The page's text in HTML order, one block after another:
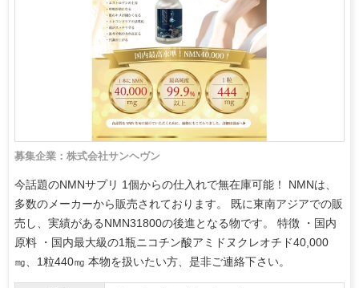
募集企業：株式会社サンヘヴン
今話題のNMNサプリ 1個からの仕入れで無在庫可能！ NMNは、
多数のメーカーから販売されております。 既に東南アジアでの販
売し、実績があるNMN31800の後進となる物です。 特徴 ・国内
原料 ・国内最大級の1瓶ニコチン酸アミドヌクレオチド40,000
㎎、1粒440㎎ 本物を扱いたい方、是非ご連絡下さい。